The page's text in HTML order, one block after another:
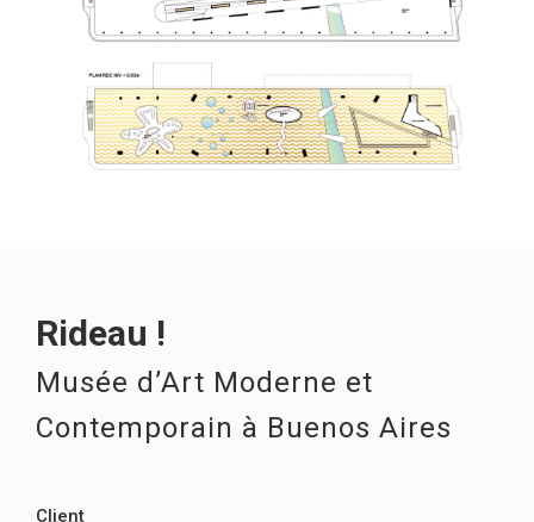
Rideau !
Musée d’Art Moderne et
Contemporain à Buenos Aires
Client